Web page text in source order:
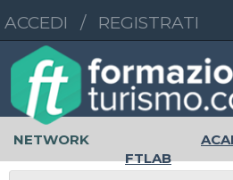
ACCEDI / REGISTRATI
NETWORK
FTLAB